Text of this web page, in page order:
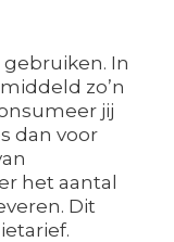
In
zo’n
jij
dan voor
het aantal
Dit